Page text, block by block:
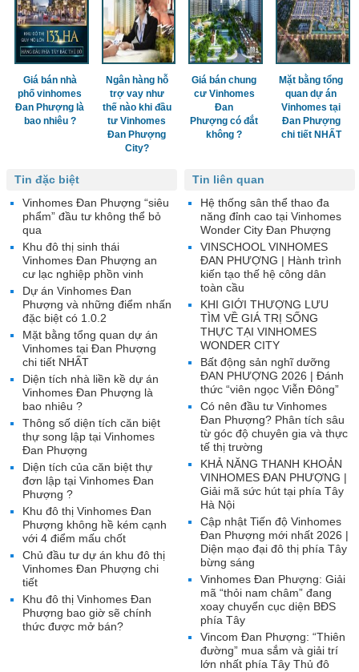
Giá bán nhà
phố vinhomes
Đan Phượng là
bao nhiêu ?
Ngân hàng hỗ
trợ vay như
thế nào khi đầu
tư Vinhomes
Đan Phượng
City?
Giá bán chung
cư Vinhomes
Đan
Phượng có đắt
không ?
Mặt bằng tổng
quan dự án
Vinhomes tại
Đan Phượng
chi tiết NHẤT
Tin liên quan
Hệ thống sân thể thao đa
năng đỉnh cao tại Vinhomes
Wonder City Đan Phượng
VINSCHOOL VINHOMES
ĐAN PHƯỢNG | Hành trình
kiến tạo thế hệ công dân
toàn cầu
KHI GIỚI THƯỢNG LƯU
TÌM VỀ GIÁ TRỊ SỐNG
THỰC TẠI VINHOMES
WONDER CITY
Bất động sản nghĩ dưỡng
ĐAN PHƯỢNG 2026 | Đánh
thức “viên ngọc Viễn Đông”
Có nên đầu tư Vinhomes
Đan Phượng? Phân tích sâu
từ góc độ chuyên gia và thực
tế thị trường
KHẢ NĂNG THANH KHOẢN
VINHOMES ĐAN PHƯỢNG |
Giải mã sức hút tại phía Tây
Hà Nội
Cập nhật Tiến độ Vinhomes
Đan Phượng mới nhất 2026 |
Diện mạo đại đô thị phía Tây
bừng sáng
Vinhomes Đan Phượng: Giải
mã “thỏi nam châm” đang
xoay chuyển cục diện BĐS
phía Tây
Vincom Đan Phượng: “Thiên
đường” mua sắm và giải trí
lớn nhất phía Tây Thủ đô
Tin đặc biệt
Vinhomes Đan Phượng “siêu
phẩm” đầu tư không thể bỏ
qua
Khu đô thị sinh thái
Vinhomes Đan Phượng an
cư lạc nghiệp phồn vinh
Dự án Vinhomes Đan
Phượng và những điểm nhấn
đặc biệt có 1.0.2
Mặt bằng tổng quan dự án
Vinhomes tại Đan Phượng
chi tiết NHẤT
Diện tích nhà liền kề dự án
Vinhomes Đan Phượng là
bao nhiêu ?
Thông số diện tích căn biệt
thự song lập tại Vinhomes
Đan Phượng
Diện tích của căn biệt thự
đơn lập tại Vinhomes Đan
Phượng ?
Khu đô thị Vinhomes Đan
Phượng không hề kém cạnh
với 4 điểm mấu chốt
Chủ đầu tư dự án khu đô thị
Vinhomes Đan Phượng chi
tiết
Khu đô thị Vinhomes Đan
Phượng bao giờ sẽ chính
thức được mở bán?